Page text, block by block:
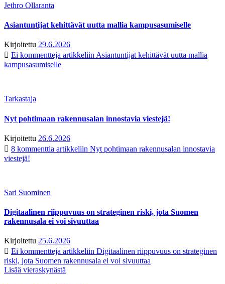
Jethro Ollaranta
Asiantuntijat kehittävät uutta mallia kampusasumiselle
Kirjoitettu 29.6.2026
Ei kommentteja artikkeliin Asiantuntijat kehittävät uutta mallia
kampusasumiselle
Tarkastaja
Nyt pohtimaan rakennusalan innostavia viestejä!
Kirjoitettu 26.6.2026
8 kommenttia artikkeliin Nyt pohtimaan rakennusalan innostavia
viestejä!
Sari Suominen
Digitaalinen riippuvuus on strateginen riski, jota Suomen
rakennusala ei voi sivuuttaa
Kirjoitettu 25.6.2026
Ei kommentteja artikkeliin Digitaalinen riippuvuus on strateginen
riski, jota Suomen rakennusala ei voi sivuuttaa
Lisää vieraskynästä